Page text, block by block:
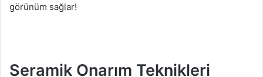
görünüm sağlar!
Seramik Onarım Teknikleri